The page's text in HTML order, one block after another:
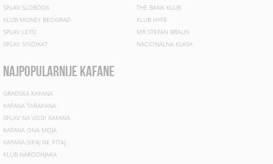
SPLAV SLOBODA
KLUB MONEY BEOGRAD
SPLAV LETO
SPLAV SINDIKAT
THE BANK KLUB
KLUB HYPE
MR STEFAN BRAUN
NACIONALNA KLASA
najpopularnije kafane
GRADSKA KAFANA
KAFANA TARAPANA
SPLAV NA VODI KAFANA
KAFANA ONA MOJA
KAFANA SIPAJ NE PITAJ
KLUB NARODNJAKA